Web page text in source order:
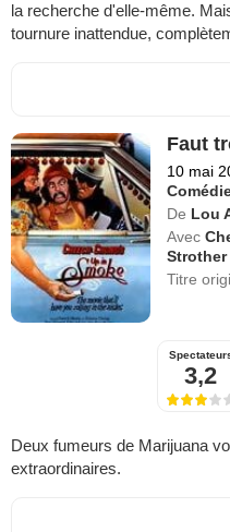
la recherche d'elle-même.
tournure inattendue,
Faut
10 mai
De Lou
Avec
Strother
Titre
3,2
Deux fumeurs de Marijuana
extraordinaires.